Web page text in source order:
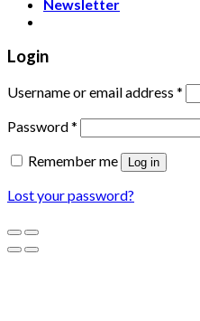
Newsletter
Login
Username or email address *
Password*
Remember me
Log in
Lost your password?